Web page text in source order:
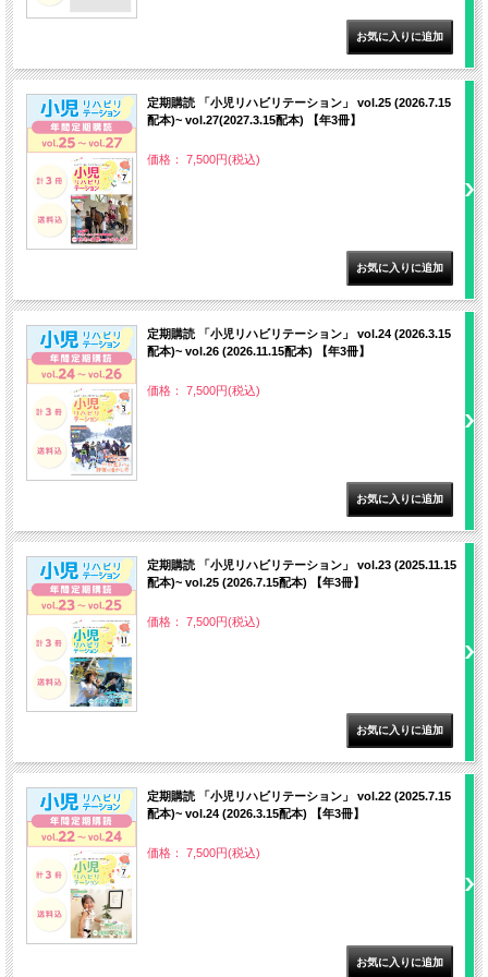
定期購読 「小児リハビリテーション」 vol.25 (2026.7.15
配本)~ vol.27(2027.3.15配本) 【年3冊】
価格： 7,500円(税込)
定期購読 「小児リハビリテーション」 vol.24 (2026.3.15
配本)~ vol.26 (2026.11.15配本) 【年3冊】
価格： 7,500円(税込)
定期購読 「小児リハビリテーション」 vol.23 (2025.11.15
配本)~ vol.25 (2026.7.15配本) 【年3冊】
価格： 7,500円(税込)
定期購読 「小児リハビリテーション」 vol.22 (2025.7.15
配本)~ vol.24 (2026.3.15配本) 【年3冊】
価格： 7,500円(税込)